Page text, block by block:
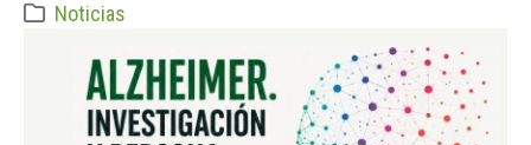
Noticias